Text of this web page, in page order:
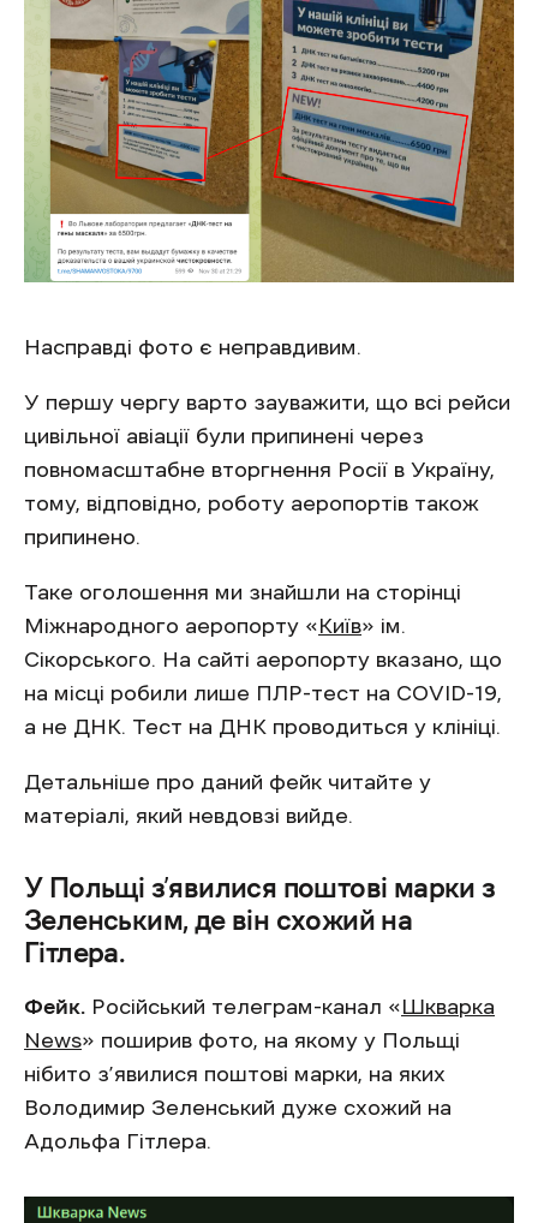
Насправді фото є неправдивим.
У першу чергу варто зауважити, що всі рейси
цивільної авіації були припинені через
повномасштабне вторгнення Росії в Україну,
тому, відповідно, роботу аеропортів також
припинено.
Таке оголошення ми знайшли на сторінці
Міжнародного аеропорту «Київ» ім.
Сікорського. На сайті аеропорту вказано, що
на місці робили лише ПЛР-тест на COVID-19,
а не ДНК. Тест на ДНК проводиться у клініці.
Детальніше про даний фейк читайте у
матеріалі, який невдовзі вийде.
У Польщі з’явилися поштові марки з
Зеленським, де він схожий на
Гітлера.
Фейк. Російський телеграм-канал «Шкварка
News» поширив фото, на якому у Польщі
нібито з’явилися поштові марки, на яких
Володимир Зеленський дуже схожий на
Адольфа Гітлера.